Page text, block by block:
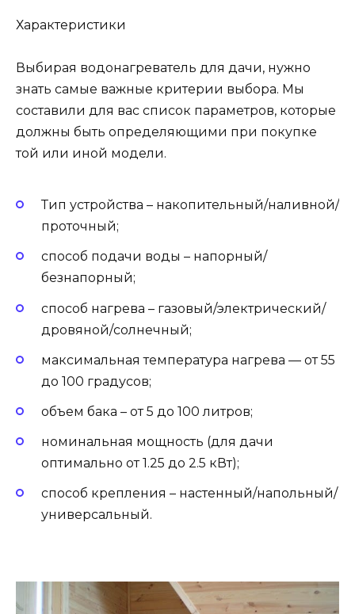
Характеристики
Выбирая водонагреватель для дачи, нужно
знать самые важные критерии выбора. Мы
составили для вас список параметров, которые
должны быть определяющими при покупке
той или иной модели.
Тип устройства – накопительный/наливной/
проточный;
способ подачи воды – напорный/
безнапорный;
способ нагрева – газовый/электрический/
дровяной/солнечный;
максимальная температура нагрева — от 55
до 100 градусов;
объем бака – от 5 до 100 литров;
номинальная мощность (для дачи
оптимально от 1.25 до 2.5 кВт);
способ крепления – настенный/напольный/
универсальный.